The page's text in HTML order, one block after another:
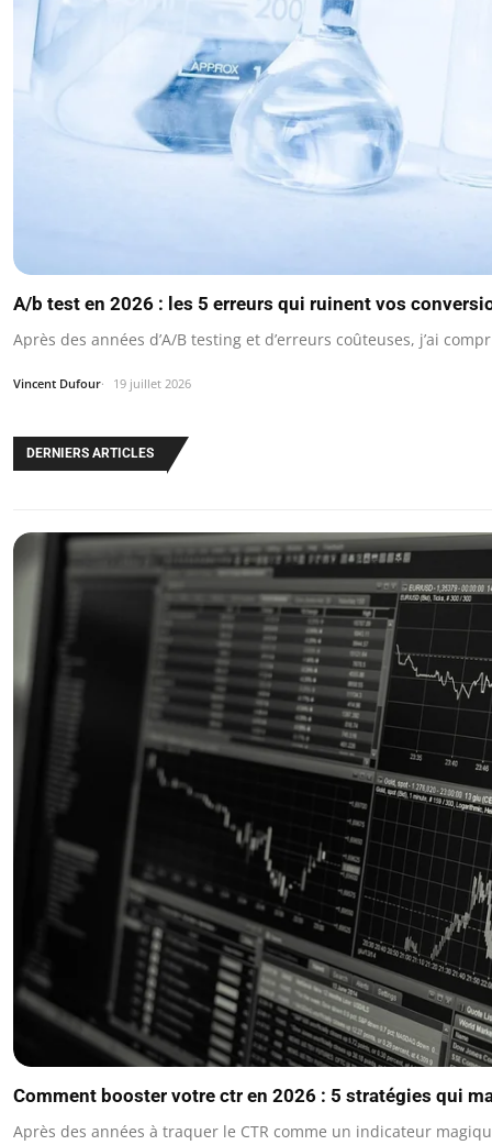
A/b test en 2026 : les 5 erreurs qui ruinent vos
Après des années d’A/B testing et d’erreurs coûteuses, j’ai
Vincent Dufour 19 juillet 2026
DERNIERS ARTICLES
Comment booster votre ctr en 2026 : 5 stratégies qui
Après des années à traquer le CTR comme un indicateur